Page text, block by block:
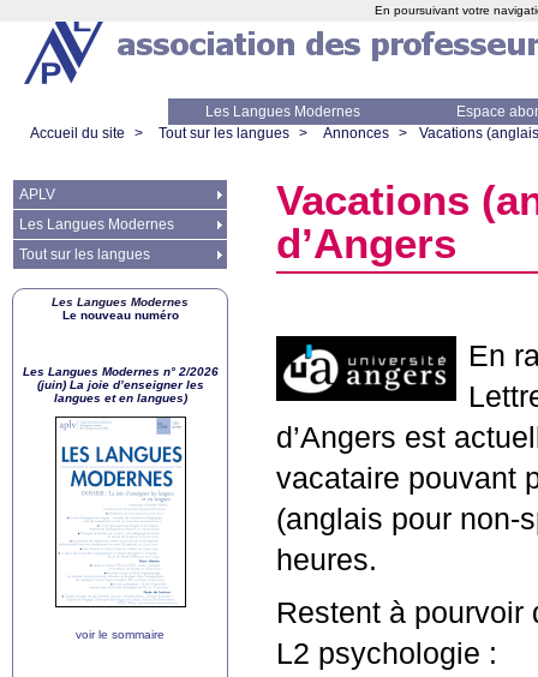
Les Langues Modernes
Espace
Accueil du site
> Tout sur les langues > Annonces > Vacations
Vacations
d’Angers
En
d’Angers est
vacataire pouvant
(anglais pour non-
heures.
Restent à pourvoir
L2 psychologie :
APLV
Les Langues Modernes
Tout sur les langues
Les Langues Modernes
Le nouveau numéro
Les Langues Modernes n° 2/2026
(juin) La joie d’enseigner les
langues et en langues)
voir le sommaire
En poursuivant votre